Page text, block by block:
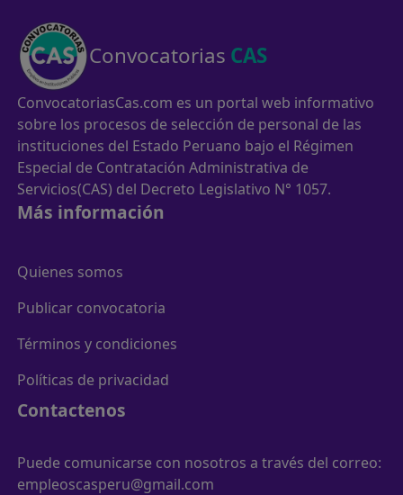
Convocatorias CAS
ConvocatoriasCas.com es un portal web informativo
sobre los procesos de selección de personal de las
instituciones del Estado Peruano bajo el Régimen
Especial de Contratación Administrativa de
Servicios(CAS) del Decreto Legislativo N° 1057.
Más información
Quienes somos
Publicar convocatoria
Términos y condiciones
Políticas de privacidad
Contactenos
Puede comunicarse con nosotros a través del correo:
empleoscasperu@gmail.com